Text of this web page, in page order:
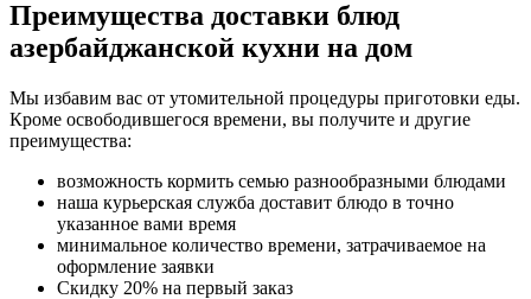
Преимущества доставки блюд
азербайджанской кухни на дом
Мы избавим вас от утомительной процедуры приготовки еды.
Кроме освободившегося времени, вы получите и другие
преимущества:
возможность кормить семью разнообразными блюдами
наша курьерская служба доставит блюдо в точно
указанное вами время
минимальное количество времени, затрачиваемое на
оформление заявки
Скидку 20% на первый заказ